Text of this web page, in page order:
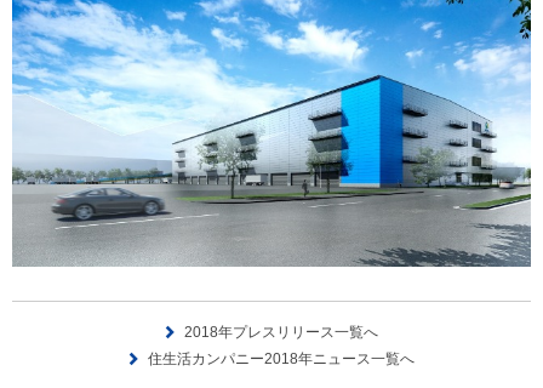
2018年プレスリリース一覧へ
住生活カンパニー2018年ニュース一覧へ